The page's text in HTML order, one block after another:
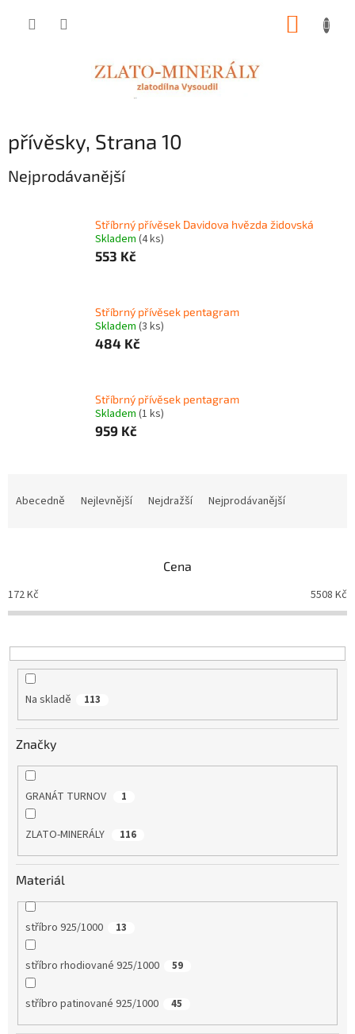
přívěsky, Strana 10
Nejprodávanější
Stříbrný přívěsek Davidova hvězda židovská
Skladem (4 ks)
553 Kč
Stříbrný přívěsek pentagram
Skladem (3 ks)
484 Kč
Stříbrný přívěsek pentagram
Skladem (1 ks)
959 Kč
p
r
o
u
Abecedně Nejlevnější Nejdražší Nejprodávanější
Cena
172Kč 5508 Kč
Na skladě 113
Značky
GRANÁT TURNOV 1
ZLATO-MINERÁLY 116
Materiál
stříbro 925/1000 13
stříbro rhodiované 925/1000 59
stříbro patinované 925/1000 45